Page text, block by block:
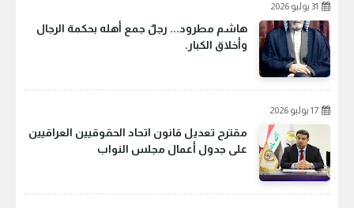
31 يوليو 2026
هاشم مطرود... رجلٌ جمع أهله بحكمة الرجال
وأخلاق الكبار.
17 يوليو 2026
مقترح تعديل قانون اتحاد الحقوقيين العراقيين
على جدول أعمال مجلس النواب